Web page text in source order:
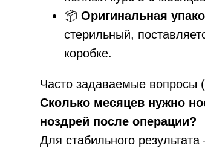
📦 Оригинальная
стерильный,
коробке.
Часто задаваемые вопросы
Сколько месяцев нужно
ноздрей после операции?
Для стабильного